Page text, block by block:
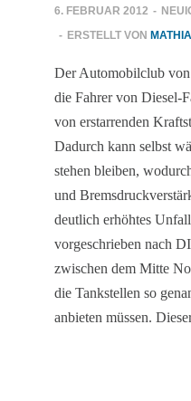
6. FEBRUAR 2012 -
- ERSTELLT VON
Der Automobilclub
die Fahrer von Diesel-
von erstarrenden
Dadurch kann selbst
stehen bleiben,
und
deutlich erhöhtes
vorgeschrieben nach
zwischen dem Mitte
die Tankstellen so
anbieten müssen.